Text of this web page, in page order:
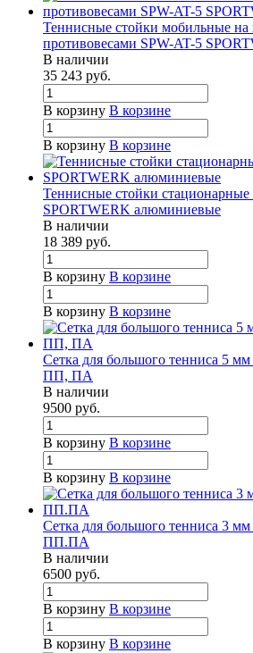
Теннисные стойки мобильные на
противовесами SPW-AT-5
В наличии
35 243 руб.
В корзину В корзине
В корзину В корзине
Теннисные стойки стационарные
SPORTWERK алюминиевые
В наличии
18 389 руб.
В корзину В корзине
В корзину В корзине
Сетка для большого тенниса 5
ПП, ПА
В наличии
9500 руб.
В корзину В корзине
В корзину В корзине
Сетка для большого тенниса 3
ПП.ПА
В наличии
6500 руб.
В корзину В корзине
В корзину В корзине